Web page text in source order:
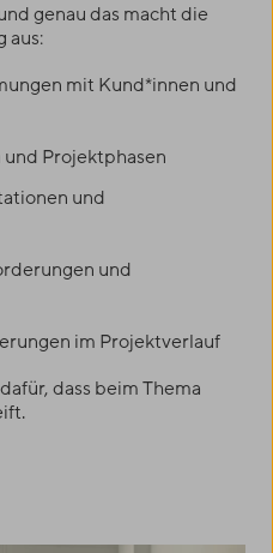
genau das macht die
aus:
mit Kund*innen und
und Projektphasen
und
und
im Projektverlauf
dass beim Thema